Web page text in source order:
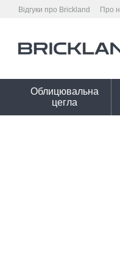
Перейти до основного
Відгуки про Brickland Про
Калькулятор огорожі
Облицювальна
цегла